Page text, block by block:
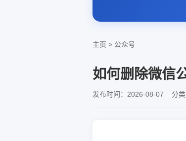
主页 > 公众号
如何删除微信
发布时间：2026-08-07 分